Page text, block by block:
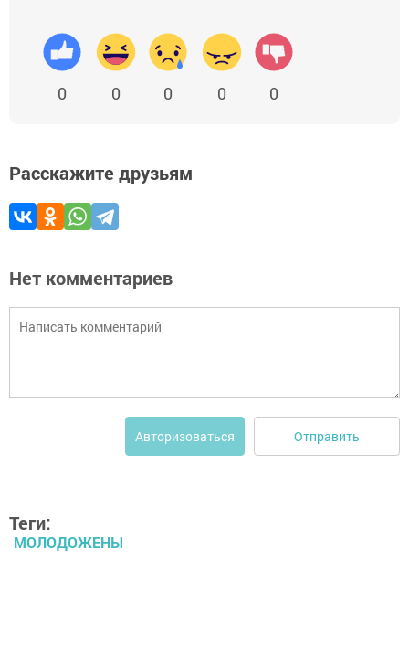
0 0 0 0 0
Расскажите друзьям
Нет комментариев
Авторизоваться Отправить
Теги:
МОЛОДОЖЕНЫ